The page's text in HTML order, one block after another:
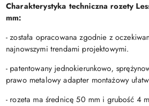
Charakterystyka techniczna rozety
mm:
- została opracowana zgodnie z
najnowszymi trendami projektowymi.
- patentowany jednokierunkowo,
prawo metalowy adapter montażowy
- rozeta ma średnicę 50 mm i grubość 4